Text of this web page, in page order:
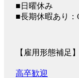
■日曜休み
■長期休暇あり
【雇用形態補足
高卒歓迎